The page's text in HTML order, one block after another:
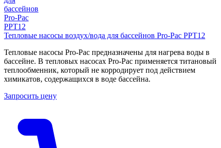
Тепловые насосы воздух/вода для бассейнов Pro-Pac PPT12
Тепловые насосы Pro-Pac предназначены для нагрева воды в
бассейне. В тепловых насосах Pro-Pac применяется титановый
теплообменник, который не корродирует под действием
химикатов, содержащихся в воде бассейна.
Запросить цену